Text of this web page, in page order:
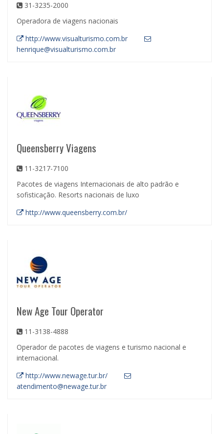
31-3235-2000
Operadora de viagens nacionais
http://www.visualturismo.com.br
henrique@visualturismo.com.br
Queensberry Viagens
11-3217-7100
Pacotes de viagens Internacionais de alto padrão e
sofisticação. Resorts nacionais de luxo
http://www.queensberry.com.br/
New Age Tour Operator
11-3138-4888
Operador de pacotes de viagens e turismo nacional e
internacional.
http://www.newage.tur.br/
atendimento@newage.tur.br